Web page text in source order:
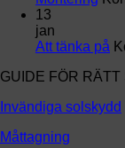
13
jan
Att tänka på
GUIDE FÖR RÄTT
Invändiga solskydd
Måttagning